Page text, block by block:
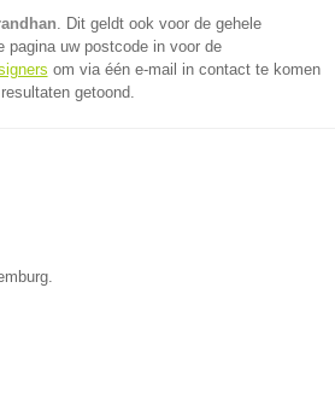
. Dit geldt ook voor de gehele
pagina uw postcode in voor de
om via één e-mail in contact te komen
getoond.